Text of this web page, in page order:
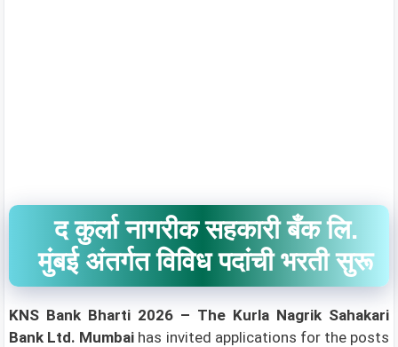
द कुर्ला नागरीक सहकारी बँक लि.
मुंबई अंतर्गत विविध पदांची भरती सुरू
KNS Bank Bharti 2026 – The Kurla Nagrik Sahakari
Bank Ltd. Mumbai has invited applications for the posts